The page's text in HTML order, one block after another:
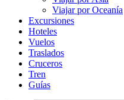
Viajar por Oceanía
Excursiones
Hoteles
Vuelos
Traslados
Cruceros
Tren
Guías